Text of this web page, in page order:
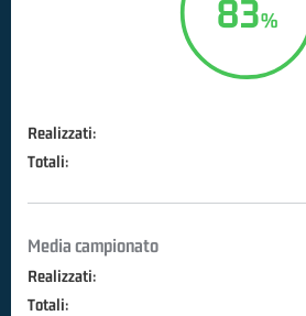
83
Realizzati:
Totali:
Media campionato
Realizzati:
Totali: